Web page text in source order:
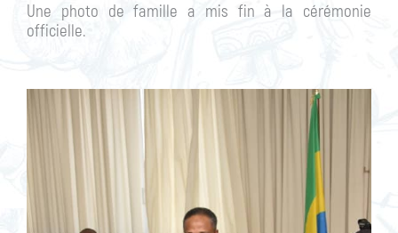
Une photo de famille a mis fin à la cérémonie
officielle.